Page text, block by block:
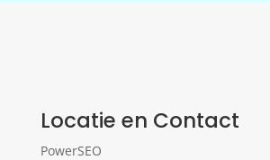
Locatie en Contact
PowerSEO